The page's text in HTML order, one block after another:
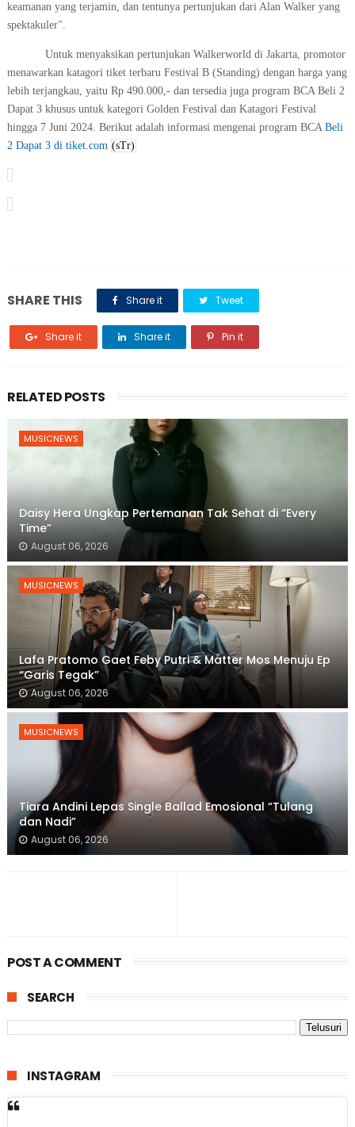
keamanan yang terjamin, dan tentunya pertunjukan dari Alan Walker yang
spektakuler".
Untuk menyaksikanpertunjukan Walkerworld di Jakarta, promotor
menawarkan katagori tiket terbaru Festival B (Standing) dengan harga yang
lebih terjangkau, yaitu Rp 490.000,- dan tersedia juga program BCA Beli 2
Dapat 3 khusus untuk kategori Golden Festival dan Katagori Festival
hingga 7 Juni 2024. Berikut adalah informasi mengenai program BCA Beli
2 Dapat 3 di tiket.com (sTr)
SHARE THIS Share it Tweet
Share it Share it Pin it
RELATED POSTS
MUSICNEWS
Daisy Hera Ungkap Pertemanan Tak Sehat di “Every
Time”
August 06, 2026
MUSICNEWS
Lafa Pratomo Gaet Feby Putri & Matter Mos Menuju Ep
“Garis Tegak”
August 06, 2026
MUSICNEWS
Tiara Andini Lepas Single Ballad Emosional “Tulang
dan Nadi”
August 06, 2026
POST A COMMENT
SEARCH
INSTAGRAM